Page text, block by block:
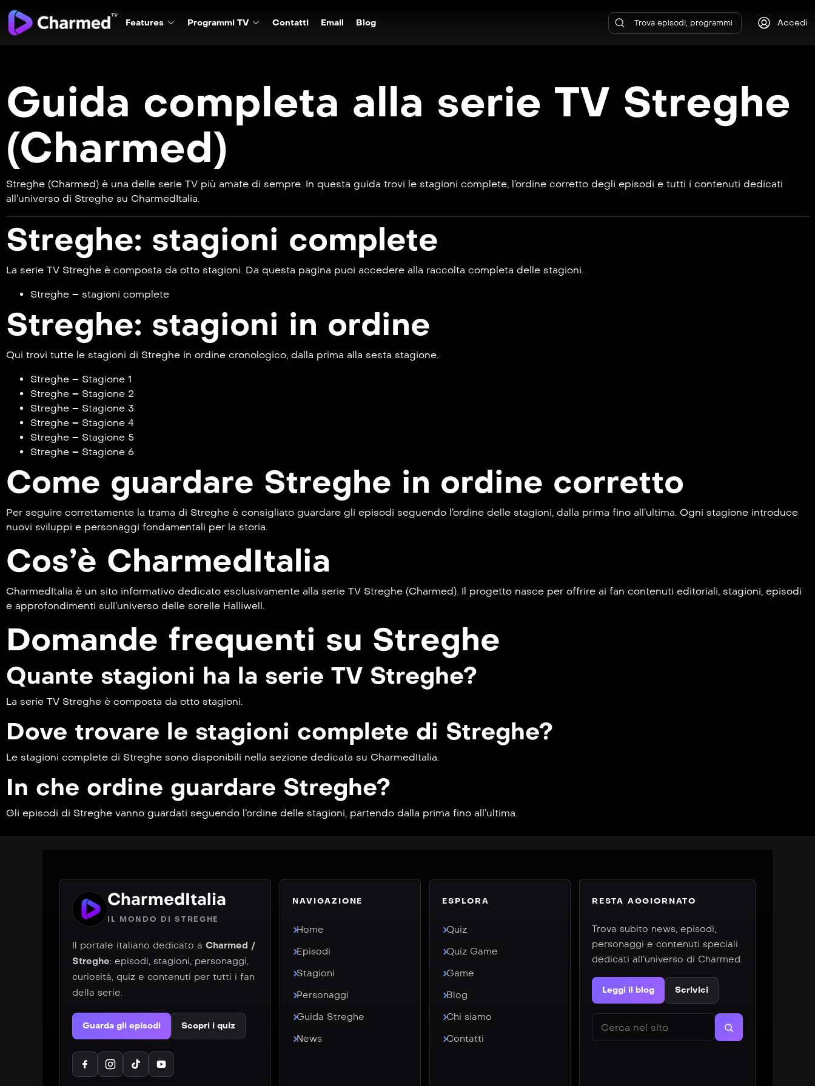
Features Programmi TV Contatti Email Blog Accedi
Guida completa alla serie TV Streghe
(Charmed)
Streghe (Charmed) è una delle serie TV più amate di sempre. In questa guida trovi le stagioni complete, l’ordine corretto degli episodi e tutti i contenuti dedicati
all’universo di Streghe su CharmedItalia.
Streghe: stagioni complete
La serie TV Streghe è composta da otto stagioni. Da questa pagina puoi accedere alla raccolta completa delle stagioni.
Streghe – stagioni complete
Streghe: stagioni in ordine
Qui trovi tutte le stagioni di Streghe in ordine cronologico, dalla prima alla sesta stagione.
Streghe – Stagione 1
Streghe – Stagione 2
Streghe – Stagione 3
Streghe – Stagione 4
Streghe – Stagione 5
Streghe – Stagione 6
Come guardare Streghe in ordine corretto
Per seguire correttamente la trama di Streghe è consigliato guardare gli episodi seguendo l’ordine delle stagioni, dalla prima fino all’ultima. Ogni stagione introduce
nuovi sviluppi e personaggi fondamentali per la storia.
Cos’è CharmedItalia
CharmedItalia è un sito informativo dedicato esclusivamente alla serie TV Streghe (Charmed). Il progetto nasce per offrire ai fan contenuti editoriali, stagioni, episodi
e approfondimenti sull’universo delle sorelle Halliwell.
Domande frequenti su Streghe
Quante stagioni ha la serie TV Streghe?
La serie TV Streghe è composta da otto stagioni.
Dove trovare le stagioni complete di Streghe?
Le stagioni complete di Streghe sono disponibili nella sezione dedicata su CharmedItalia.
In che ordine guardare Streghe?
Gli episodi di Streghe vanno guardati seguendo l’ordine delle stagioni, partendo dalla prima fino all’ultima.
CharmedItalia
IL MONDO DI STREGHE
Il portale italiano dedicato a Charmed /
Streghe: episodi, stagioni, personaggi,
curiosità, quiz e contenuti per tutti i fan
della serie.
Guarda gli episodi Scopri i quiz
NAVIGAZIONE
Home
Episodi
Stagioni
Personaggi
Guida Streghe
News
ESPLORA
Quiz
Quiz Game
Game
Blog
Chi siamo
Contatti
RESTA AGGIORNATO
Trova subito news, episodi,
personaggi e contenuti speciali
dedicati all’universo di Charmed.
Leggi il blog Scrivici
Cerca nel sito